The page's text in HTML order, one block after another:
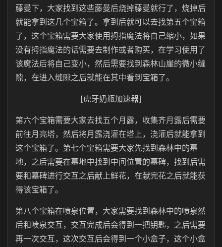
藤曼下，大家找到这些藤曼后烧掉藤曼就行了，烧掉后
就能拿到这几个宝箱了。拿到后就可以去找第五个宝箱
了，这个宝箱需要大家使用拇指魔法将自己缩小，如果
没有拇指魔法的话需要去制作或者购买，在学习使用了
该魔法后将自己变小，然后需要找到森林山崖的微小缝
隙，在进入缝隙之后就能在其中看到宝箱了。
[虎牙奶瓶加速器]
第六个宝箱需要大家去找五个月露，收集齐月露后需要
前往月亮塔，然后将月露浇灌在塔上，浇灌后就能拿到
这个宝箱了。第七个宝箱需要大家先找到森林中的墓
地，之后需要在墓地中找到中间位置的墓碑，找到后需
要和墓碑进行交互之后献上鲜花，在献完花之后就能获
得该宝箱了。
第八个宝箱在喷泉位置，大家需要找到森林中的喷泉然
后和喷泉交互，交互完成后会得到一把钥匙，之后需要
再一次交互，这次交互后会得到一个小盒子，这个小盒